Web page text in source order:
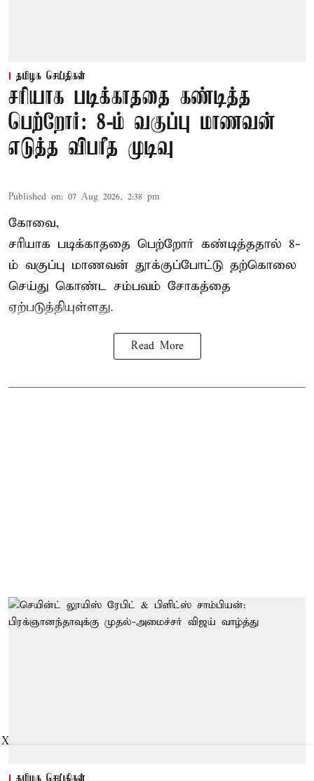
தமிழக செய்திகள்
சரியாக படிக்காததை கண்டித்த
பெற்றோர்: 8-ம் வகுப்பு மாணவன்
எடுத்த விபரீத முடிவு
Published on: 07 Aug 2026, 2:38 pm
கோவை,
சரியாக படிக்காததை பெற்றோர் கண்டித்ததால் 8-
ம் வகுப்பு மாணவன் தூக்குப்போட்டு தற்கொலை
செய்து கொண்ட சம்பவம் சோகத்தை
ஏற்படுத்தியுள்ளது.
Read More
X